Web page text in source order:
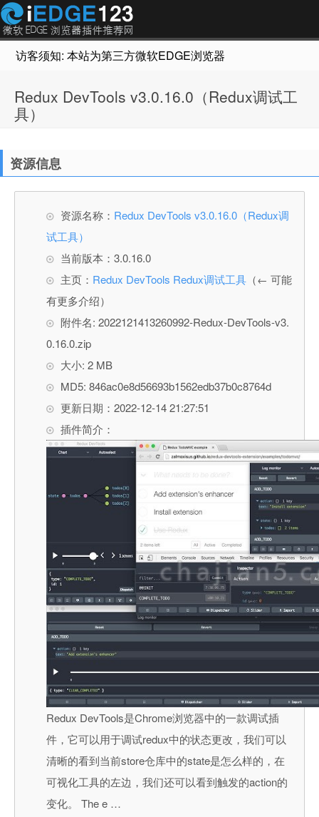
访客须知: 本站为第三方微软EDGE浏览器插件推荐网站，
Redux DevTools v3.0.16.0（Redux调试工
具）
资源信息
资源名称： Redux DevTools v3.0.16.0（Redux调
试工具）
当前版本：3.0.16.0
主页： Redux DevTools Redux调试工具 （← 可能
有更多介绍）
附件名: 2022121413260992-Redux-DevTools-v3.
0.16.0.zip
大小: 2 MB
MD5: 846ac0e8d56693b1562edb37b0c8764d
更新日期：2022-12-14 21:27:51
插件简介：
Redux DevTools是Chrome浏览器中的一款调试插
件，它可以用于调试redux中的状态更改，我们可以
清晰的看到当前store仓库中的state是怎么样的，在
可视化工具的左边，我们还可以看到触发的action的
变化。 The e …